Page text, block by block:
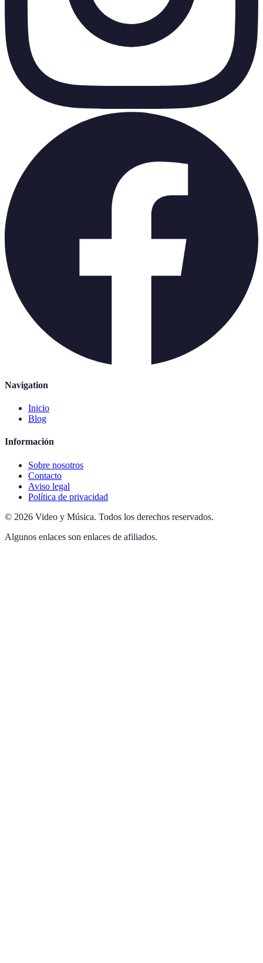
Navigation
Inicio
Blog
Información
Sobre nosotros
Contacto
Aviso legal
Política de privacidad
© 2026 Video y Música. Todos los derechos reservados.
Algunos enlaces son enlaces de afiliados.